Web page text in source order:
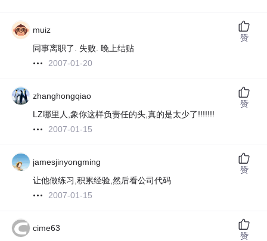
muiz
同事离职了. 失败. 晚上结贴
2007-01-20
赞
zhanghongqiao
LZ哪里人,象你这样负责任的头,真的是太少了!!!!!!!
2007-01-15
赞
jamesjinyongming
让他做练习,积累经验,然后看公司代码
2007-01-15
赞
cime63
赞